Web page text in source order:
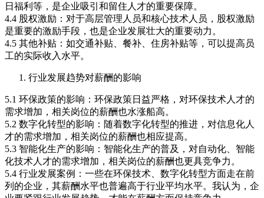
日福利等，是企业吸引和留住人才的重要保障。
4.4 股权激励：对于高层管理人员和核心技术人员，股权激励
是重要的激励手段，也是企业发展壮大的重要动力。
4.5 其他补贴：如交通补贴、餐补、住房补贴等，可以提高员
工的实际收入水平。
行业发展趋势对薪酬的影响
5.1 环保政策的影响：环保政策日益严格，对环保技术人才的
需求增加，相关岗位的薪酬也水涨船高。
5.2 数字化转型的影响：随着数字化转型的推进，对信息化人
才的需求增加，相关岗位的薪酬也相应提高。
5.3 智能化生产的影响：智能化生产的普及，对自动化、智能
化技术人才的需求增加，相关岗位的薪酬也更具竞争力。
5.4 行业发展案例：一些在环保技术、数字化转型方面走在前
列的企业，其薪酬水平也普遍高于行业平均水平。我认为，企